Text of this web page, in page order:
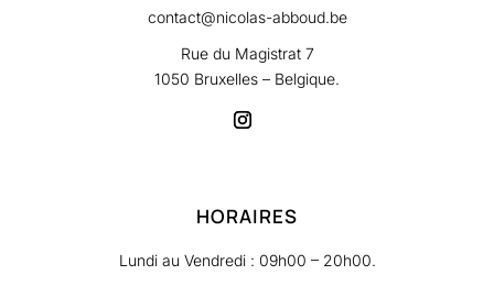
contact@nicolas-abboud.be
Rue du Magistrat 7
1050 Bruxelles – Belgique.
HORAIRES
Lundi au Vendredi : 09h00 – 20h00.